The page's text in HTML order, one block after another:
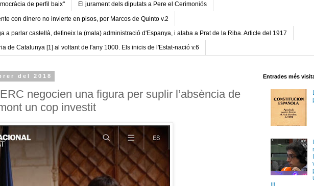
de perfil baix" El jurament dels diputats a Pere el Cerimoniós
con dinero no invierte en pisos, por Marcos de Quinto v.2
a parlar castellà, defineix la (mala) administració d'Espanya, i alaba a Prat de la Riba. Article del 1917
de Catalunya [1] al voltant de l'any 1000. Els inicis de l'Estat-nació v.6
del 2018
negocien una figura per suplir l’absència de
un cop investit
Entrades més